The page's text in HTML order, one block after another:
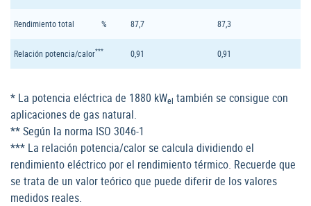
Rendimiento total % 87,7 87,3
Relación potencia/calor*** 0,91 0,91
* La potencia eléctrica de 1880 kWel también se consigue con
aplicaciones de gas natural.
** Según la norma ISO 3046-1
*** La relación potencia/calor se calcula dividiendo el
rendimiento eléctrico por el rendimiento térmico. Recuerde que
se trata de un valor teórico que puede diferir de los valores
medidos reales.